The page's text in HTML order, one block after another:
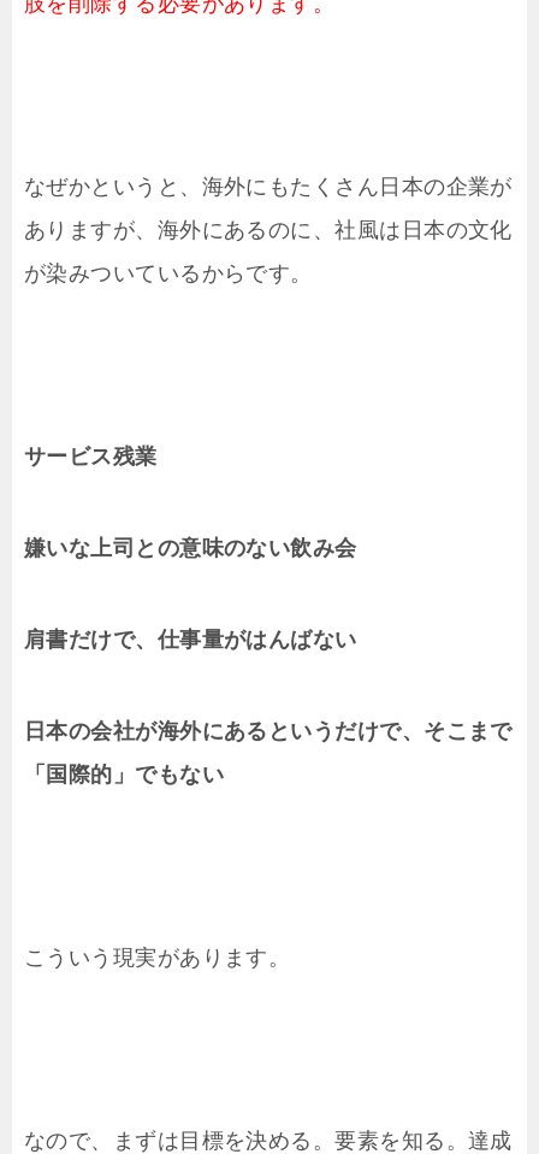
なぜかというと、海外にもたくさん日本の企業が
ありますが、海外にあるのに、社風は日本の文化
が染みついているからです。
サービス残業
嫌いな上司との意味のない飲み会
肩書だけで、仕事量がはんばない
日本の会社が海外にあるというだけで、そこまで
「国際的」でもない
こういう現実があります。
なので、まずは目標を決める。要素を知る。達成